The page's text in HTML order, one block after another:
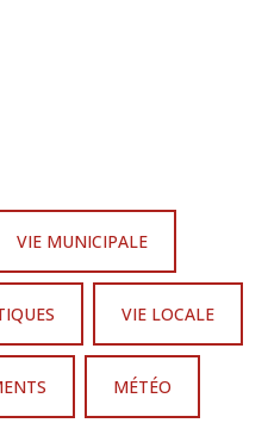
VIE MUNICIPALE
VIE LOCALE
MÉTÉO